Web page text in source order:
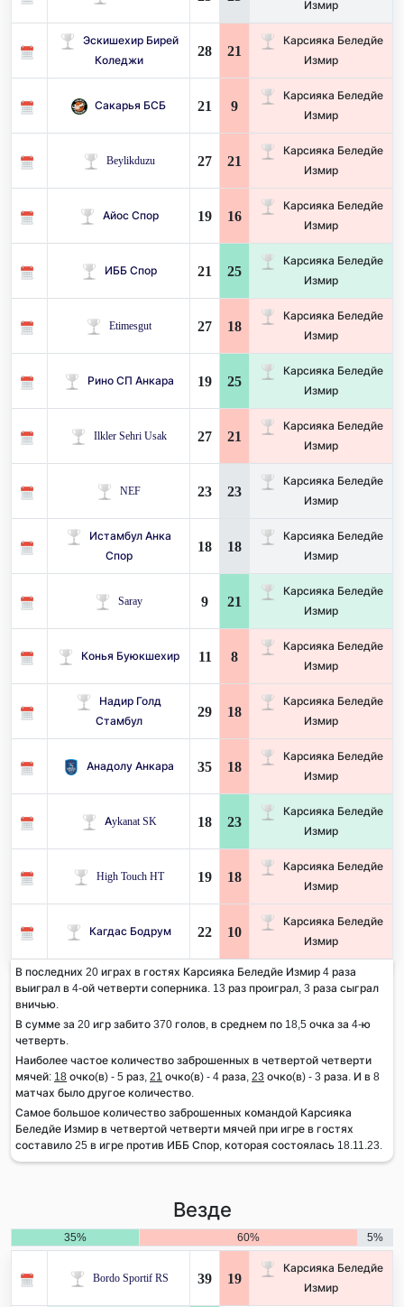
Измир
Эскишехир Бирей
Коледжи
28 21
Карсияка Беледйе
Измир
Сакарья БСБ 21 9
Карсияка Беледйе
Измир
Beylikduzu 27 21
Карсияка Беледйе
Измир
Айос Спор 19 16
Карсияка Беледйе
Измир
ИББ Спор 21 25
Карсияка Беледйе
Измир
Etimesgut 27 18
Карсияка Беледйе
Измир
Рино СП Анкара 19 25
Карсияка Беледйе
Измир
Ilkler Sehri Usak 27 21
Карсияка Беледйе
Измир
NEF 23 23
Карсияка Беледйе
Измир
Истамбул Анка
Спор
18 18
Карсияка Беледйе
Измир
Saray 9 21
Карсияка Беледйе
Измир
Конья Буюкшехир 11 8
Карсияка Беледйе
Измир
Надир Голд
Стамбул
29 18
Карсияка Беледйе
Измир
Анадолу Анкара 35 18
Карсияка Беледйе
Измир
Aykanat SK 18 23
Карсияка Беледйе
Измир
High Touch HT 19 18
Карсияка Беледйе
Измир
Кагдас Бодрум 22 10
Карсияка Беледйе
Измир
В последних 20 играх в гостях Карсияка Беледйе Измир 4 раза
выиграл в 4-ой четверти соперника. 13 раз проиграл, 3 раза сыграл
вничью.
В сумме за 20 игр забито 370 голов, в среднем по 18,5 очка за 4-ю
четверть.
Наиболее частое количество заброшенных в четвертой четверти
мячей: 18 очко(в) - 5 раз, 21 очко(в) - 4 раза, 23 очко(в) - 3 раза. И в 8
матчах было другое количество.
Самое большое количество заброшенных командой Карсияка
Беледйе Измир в четвертой четверти мячей при игре в гостях
составило 25 в игре против ИББ Спор, которая состоялась 18.11.23.
Везде
35% 60% 5%
Bordo Sportif RS 39 19
Карсияка Беледйе
Измир